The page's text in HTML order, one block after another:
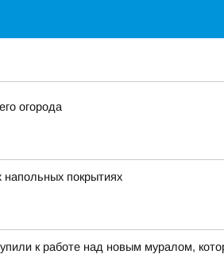
огорода
напольных покрытиях
к работе над новым муралом,